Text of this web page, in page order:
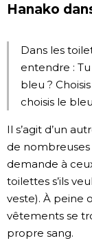
Hanako
Dans les
entendre :
bleu ?
choisis le
Il s’agit d’un
de nombreuses
demande à
toilettes s’ils
veste). À peine
vêtements se
propre sang.